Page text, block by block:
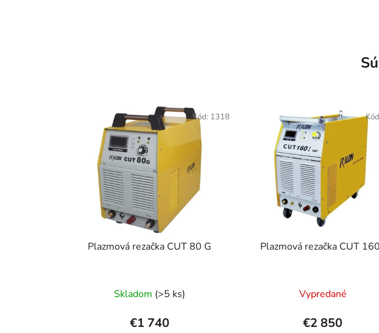
Plazmová rezačka CUT 80 G
Skladom (>5 ks)
€1 740
Kód: 1318
Plazmová rezačka CUT
Vypredané
€2 850